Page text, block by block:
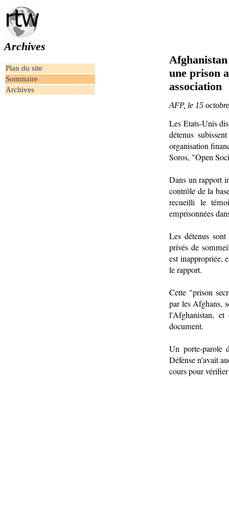
Archives
Plan du site
Sommaire
Archives
une prison
association
AFP, le 15
Les Etats-Unis
détenus
organisation
Soros, "Open
Dans un rapport
contrôle de la
recueilli le
emprisonnées
Les détenus
privés de
est inappropriée,
le rapport.
Cette "prison
par les Afghans,
l'Afghanistan,
document.
Un porte-parole
Défense n'avait
cours pour